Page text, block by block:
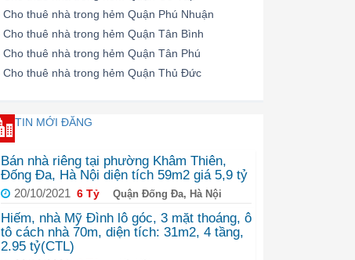
Cho thuê nhà trong hẻm Quận Phú Nhuận
Cho thuê nhà trong hẻm Quận Tân Bình
Cho thuê nhà trong hẻm Quận Tân Phú
Cho thuê nhà trong hẻm Quận Thủ Đức
TIN MỚI ĐĂNG
Bán nhà riêng tại phường Khâm Thiên,
Đống Đa, Hà Nội diện tích 59m2 giá 5,9 tỷ
20/10/2021 6 Tỷ Quận Đống Đa, Hà Nội
Hiếm, nhà Mỹ Đình lô góc, 3 mặt thoáng, ô
tô cách nhà 70m, diện tích: 31m2, 4 tầng,
2.95 tỷ(CTL)